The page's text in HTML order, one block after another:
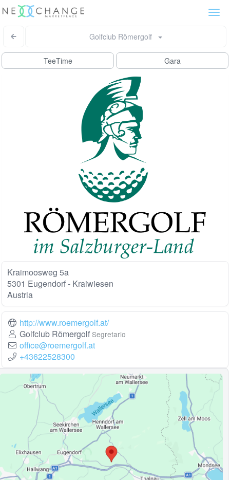
Golfclub Römergolf
TeeTime Gara
Kraimoosweg 5a
5301 Eugendorf - Kraiwiesen
Austria
http://www.roemergolf.at/
Golfclub Römergolf Segretario
office@roemergolf.at
+43622528300